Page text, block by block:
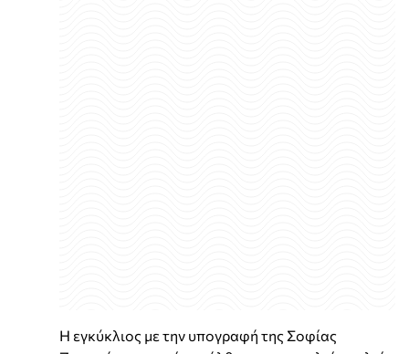
Η εγκύκλιος με την υπογραφή της Σοφίας